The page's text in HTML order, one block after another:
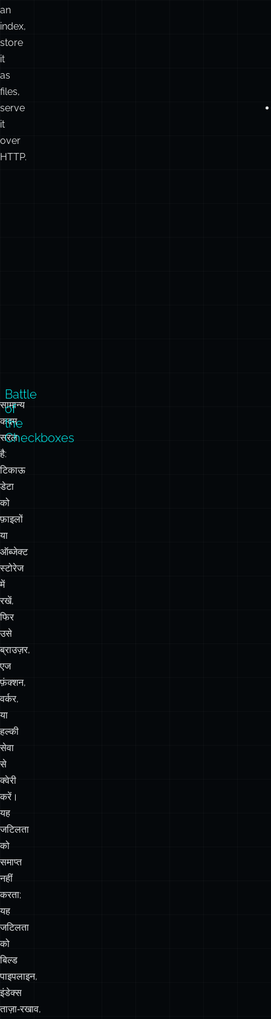
boring
architecture
unusually
powerful:
build
an
index,
store
it
as
जाँचें।
सामान्य
कदम
सरल
है:
टिकाऊ
डेटा
को
फ़ाइलों
या
ऑब्जेक्ट
स्टोरेज
में
रखें,
फिर
उसे
ब्राउज़र,
एज
फ़ंक्शन,
वर्कर,
या
हल्की
सेवा
से
क्वेरी
करें।
यह
जटिलता
को
समाप्त
नहीं
करता;
यह
जटिलता
Battle
of
the
Checkboxes